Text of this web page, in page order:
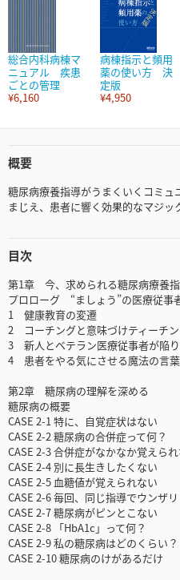
総合内科病棟マ
ニュアル 疾患
ごとの管理
¥6,160
病棟指示と頻用
薬の使い方 決
定版
¥4,950
概要
糖尿病療養指導がうまくいくコミ
まじえ、患者に響く効果的なマジッ
目次
第1章 今、求められる糖尿病療養指
プロローグ “ましょう”の医療従事
1 健康教育の変遷
2 コーチングと意味づけティーチ
3 新人とベテラン医療従事者が陥
4 患者をやる気にさせる魔法の言葉
第2章 糖尿病の理解を深める
糖尿病の概要
CASE 2-1 特に、自覚症状はない
CASE 2-2 糖尿病の合併症って何？
CASE 2-3 合併症がなかなか覚えら
CASE 2-4 別に長生きしたくない
CASE 2-5 血糖値が覚えられない
CASE 2-6 毎回、同じ指導でウンザリ
CASE 2-7 糖尿病がピンとこない
CASE 2-8 「HbA1c」って何？
CASE 2-9 私の糖尿病はどのくらい？
CASE 2-10 糖尿病のけがあるだけ